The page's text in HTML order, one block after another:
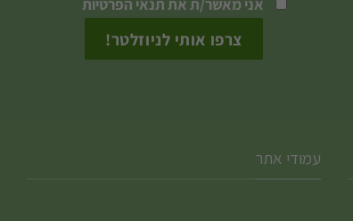
בעמוד
עמודי אתר